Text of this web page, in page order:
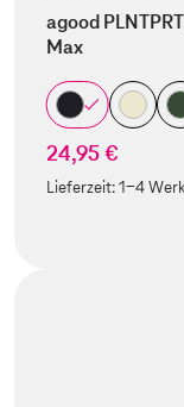
agood
Max
24,95 €
Lieferzeit:1-4